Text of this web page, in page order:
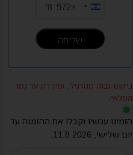
Israel
+972
ביקוש גבוה מהרגיל, זמין רק עד גמר
המלאי.
הזמינו עכשיו וקבלו את ההזמנה עד
יום שלישי,
11.8.2026
.